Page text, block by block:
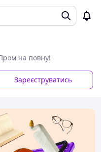
на повну!
Зареєструватись